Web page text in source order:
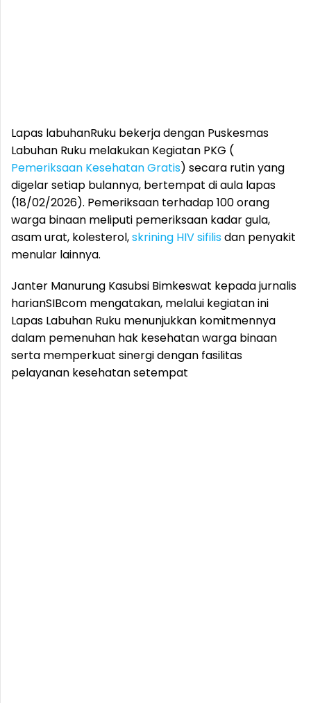
Lapas labuhanRuku bekerja dengan Puskesmas
Labuhan Ruku melakukan Kegiatan PKG (
Pemeriksaan Kesehatan Gratis) secara rutin yang
digelar setiap bulannya, bertempat di aula lapas
(18/02/2026). Pemeriksaan terhadap 100 orang
warga binaan meliputi pemeriksaan kadar gula,
asam urat, kolesterol,skrining HIV sifilisdan penyakit
menular lainnya.
Janter Manurung Kasubsi Bimkeswat kepada jurnalis
harianSIBcom mengatakan, melalui kegiatan ini
Lapas Labuhan Ruku menunjukkan komitmennya
dalam pemenuhan hak kesehatan warga binaan
serta memperkuat sinergi dengan fasilitas
pelayanan kesehatan setempat